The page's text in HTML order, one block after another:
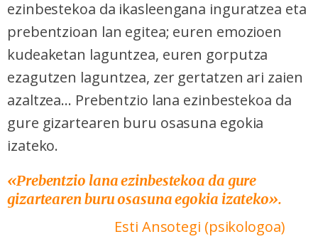
ezinbestekoa da ikasleengana inguratzea eta
prebentzioan lan egitea; euren emozioen
kudeaketan laguntzea, euren gorputza
ezagutzen laguntzea, zer gertatzen ari zaien
azaltzea... Prebentzio lana ezinbestekoa da
gure gizartearen buru osasuna egokia
izateko.
«Prebentzio lana ezinbestekoa da gure
gizartearen buru osasuna egokia izateko».
Esti Ansotegi (psikologoa)